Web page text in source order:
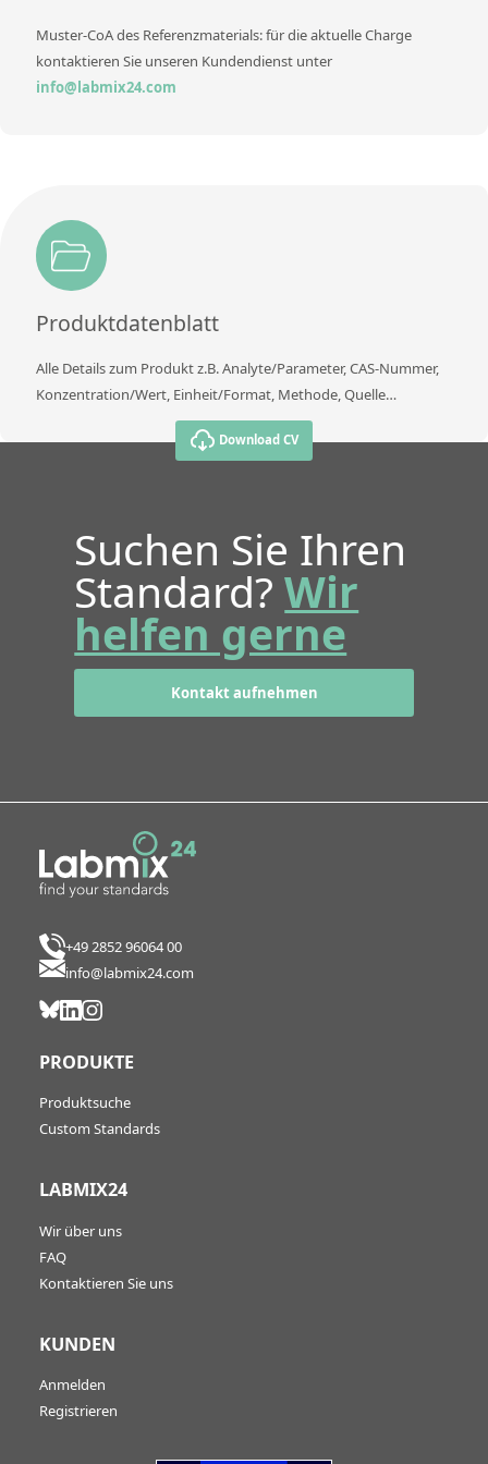
Muster-CoA des Referenzmaterials: für die aktuelle Charge
kontaktieren Sie unseren Kundendienst unter
info@labmix24.com
Produktdatenblatt
Alle Details zum Produkt z.B. Analyte/Parameter, CAS-Nummer,
Konzentration/Wert, Einheit/Format, Methode, Quelle…
Download CV
Suchen Sie Ihren
Standard?Wir
helfen gerne
Kontakt aufnehmen
+49 2852 96064 00
info@labmix24.com
PRODUKTE
Produktsuche
Custom Standards
LABMIX24
Wir über uns
FAQ
Kontaktieren Sie uns
KUNDEN
Anmelden
Registrieren